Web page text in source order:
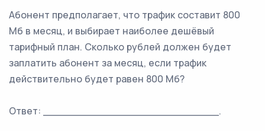
Абонент предполагает, что трафик составит 800
Мб в месяц, и выбирает наиболее дешёвый
тарифный план. Сколько рублей должен будет
заплатить абонент за месяц, если трафик
действительно будет равен 800 Мб?
Ответ: ___________________________.